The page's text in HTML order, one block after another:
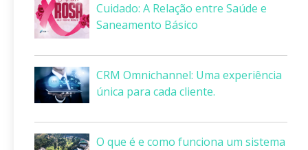
Cuidado: A Relação entre Saúde e
Saneamento Básico
CRM Omnichannel: Uma experiência
única para cada cliente.
O que é e como funciona um sistema